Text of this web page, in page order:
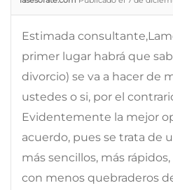
Estimada
primer lugar habrá que
divorcio) se va a hacer de
ustedes o si, por el
Evidentemente la mejor
acuerdo, pues se trata de
más sencillos, más
con menos quebraderos